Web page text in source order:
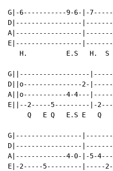
G|-6-----------9-6-|-
D|-----------------
A|-----------------
E|-----------------
H.          E.S   H.  S
G||------------------
D||o---------------2-
A||o-----------4-4---
E||--2-----5---------|-
Q   E Q   E.S E   Q
G|-----------------
D|-----------------
A|-------------4-0-|-5-
E|-2-----5---------|-----